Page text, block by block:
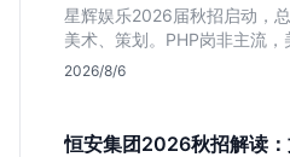
星辉娱乐2026届秋招启动，
美术、策划。PHP岗非主流，
面议。适合想接触项目全流程
2026/8/6
恒安集团2026秋招解读